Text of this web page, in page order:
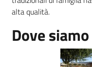
Agricoltura,
caccia e
alta qualità.
Dove siamo